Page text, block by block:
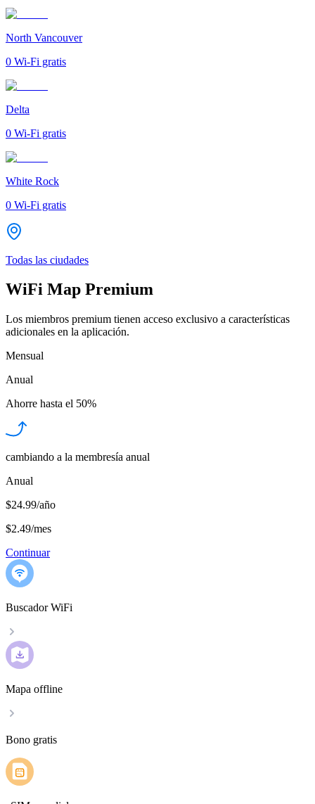
North Vancouver
0 Wi-Fi gratis
Delta
0 Wi-Fi gratis
White Rock
0 Wi-Fi gratis
Todas las ciudades
WiFi Map Premium
Los miembros premium tienen acceso exclusivo a características
adicionales en la aplicación.
Mensual
Anual
Ahorre hasta el 50%
cambiando a la membresía anual
Anual
$24.99/año
$2.49/mes
Continuar
Buscador WiFi
Mapa offline
Bono gratis